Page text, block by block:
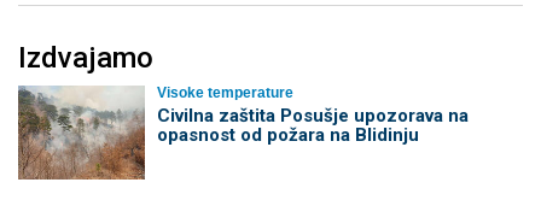
Izdvajamo
Visoke temperature
Civilna zaštita Posušje upozorava na
opasnost od požara na Blidinju